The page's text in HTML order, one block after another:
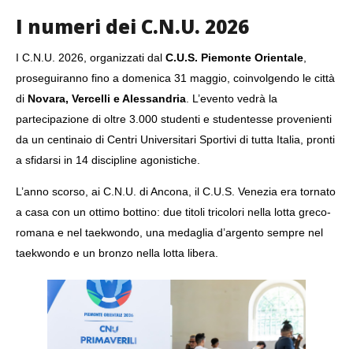
I numeri dei C.N.U. 2026
I C.N.U. 2026, organizzati dal C.U.S. Piemonte Orientale
proseguiranno fino a domenica 31 maggio, coinvolgendo le città
di Novara, Vercelli e Alessandria . L’evento vedrà la
partecipazione di oltre 3.000 studenti e studentesse provenienti
da un centinaio di Centri Universitari Sportivi di tutta Italia, pronti
a sfidarsi in 14 discipline agonistiche.
L’anno scorso, ai C.N.U. di Ancona, il C.U.S. Venezia era tornato
a casa con un ottimo bottino: due titoli tricolori nella lotta greco-
romana e nel taekwondo, una medaglia d’argento sempre nel
taekwondo e un bronzo nella lotta libera.